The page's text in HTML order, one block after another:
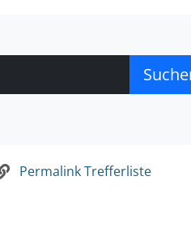
Permalink Trefferliste